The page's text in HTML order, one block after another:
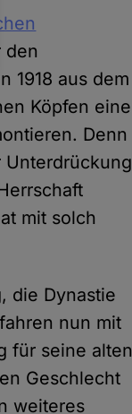
den
1918 aus dem
Köpfen eine
Denn
mit solch
die Dynastie
nun mit
für seine alten
Geschlecht
weiteres